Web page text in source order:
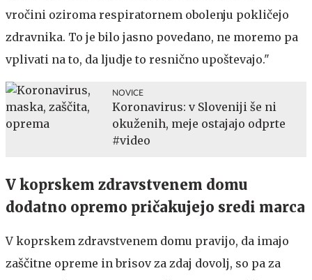
vročini oziroma respiratornem obolenju pokličejo
zdravnika. To je bilo jasno povedano, ne moremo pa
vplivati na to, da ljudje to resnično upoštevajo."
NOVICE
Koronavirus: v Sloveniji še ni
okuženih, meje ostajajo odprte
#video
V koprskem zdravstvenem domu
dodatno opremo pričakujejo sredi marca
V koprskem zdravstvenem domu pravijo, da imajo
zaščitne opreme in brisov za zdaj dovolj, so pa za